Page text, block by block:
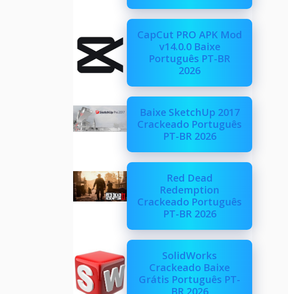
CapCut PRO APK Mod
v14.0.0 Baixe
Português PT-BR
2026
Baixe SketchUp 2017
Crackeado Português
PT-BR 2026
Red Dead
Redemption
Crackeado Português
PT-BR 2026
SolidWorks
Crackeado Baixe
Grátis Português PT-
BR 2026